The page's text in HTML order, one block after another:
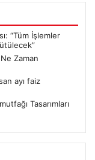
“Tüm İşlemler
Zaman
ayı faiz
Tasarımları